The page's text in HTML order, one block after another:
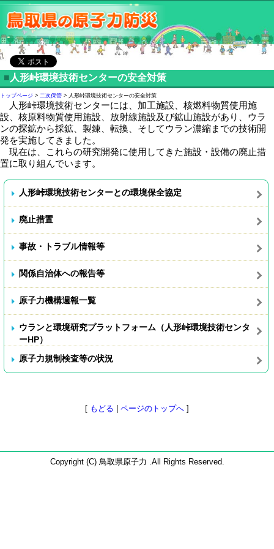
■ 人形峠環境技術センターの安全対策
トップページ > 二次保管 > 人形峠環境技術センターの安全対策
人形峠環境技術センターには、加工施設、核燃料物質使用施
設、核原料物質使用施設、放射線施設及び鉱山施設があり、ウラ
ンの探鉱から採鉱、製錬、転換、そしてウラン濃縮までの技術開
発を実施してきました。
現在は、これらの研究開発に使用してきた施設・設備の廃止措
置に取り組んでいます。
人形峠環境技術センターとの環境保全協定
廃止措置
事故・トラブル情報等
関係自治体への報告等
原子力機構週報一覧
ウランと環境研究プラットフォーム（人形峠環境技術センタ
ーHP）
原子力規制検査等の状況
[ もどる ページのトップへ ]
Copyright (C) 鳥取県原子力 .All Rights Reserved.